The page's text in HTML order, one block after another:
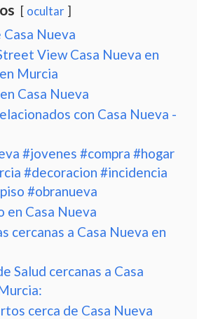
ocultar
Casa Nueva
View Casa Nueva en
Murcia
Casa Nueva
con Casa Nueva -
#jovenes #compra #hogar
#decoracion #incidencia
#obranueva
en Casa Nueva
cercanas a Casa Nueva en
Salud cercanas a Casa
cerca de Casa Nueva